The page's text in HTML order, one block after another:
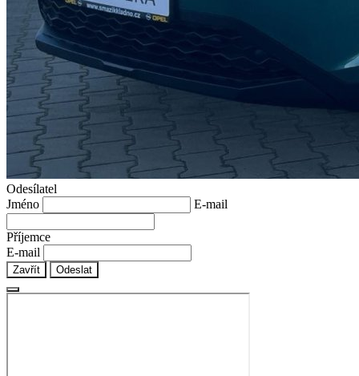
Odesílatel
Jméno
E-mail
Příjemce
E-mail
Zavřít Odeslat